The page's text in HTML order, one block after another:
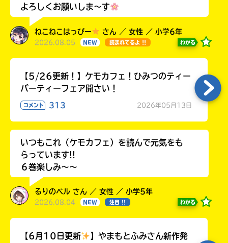
よろしくお願いしま〜す
ねこねこはっぴー さん ／ 女性 ／ 小学6年
2026.08.05 NEW 読まれてるよ !! わかる
【5/26更新！】ケモカフェ！ひみつのティー
パーティーフェア開さい！
コメント 313 2026年05月13日
いつもこれ（ケモカフェ）を読んで元気をも
らっています!!
６巻楽しみ～～
るりのベル さん ／ 女性 ／ 小学5年
2026.08.04 NEW 注目 !! わかる
【6月10日更新
】やまもとふみさん新作発